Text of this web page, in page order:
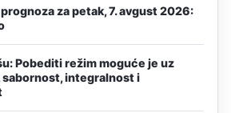
za petak, 7. avgust 2026:
Pobediti režim moguće je uz
integralnost i